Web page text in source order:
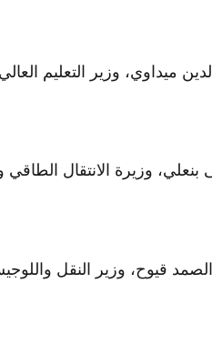
ميداوي، وزير التعليم
بنعلي، وزيرة الانتقال الطاقي
قيوح، وزير النقل